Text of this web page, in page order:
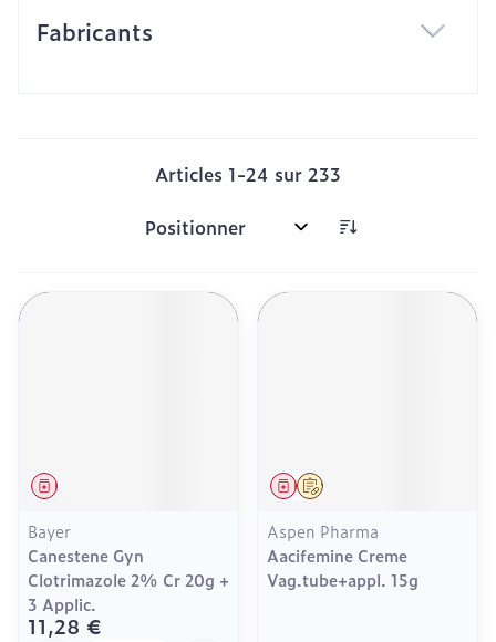
Fabricants
Articles 1-24 sur 233
Trier par:
Médicament
Bayer
Canestene Gyn
Clotrimazole 2% Cr 20g +
3 Applic.
11,28 €
Sur prescription
Médicament
Aspen Pharma
Aacifemine Creme
Vag.tube+appl. 15g